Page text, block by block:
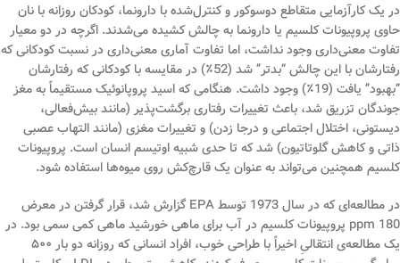
در یک کارآزمایی متقاطع دوسوکور و کنترل‌شده با دارونما، کودکان روزانه با نان
حاوی پروپیونات کلسیم یا دارونما به چالش کشیده می‌شدند. اگرچه در دو معیار
تفاوت معنی‌داری وجود نداشت، اما تفاوت آماری معنی‌داری در نسبت کودکانی که
رفتارشان با این چالش “بدتر” شد (52٪) در مقایسه با کودکانی که رفتارشان
“بهبود” یافت (19٪) وجود داشت. هنگامی که اسید پروپانوئیک مستقیماً به مغز
جوندگان تزریق شد، باعث تغییرات رفتاری برگشت‌پذیر (مانند بیش‌فعالی،
دیستونی، اختلال اجتماعی و درجا زدن) و تغییرات مغزی (مانند التهاب عصبی
ذاتی و کاهش گلوتاتیون) شد که تا حدی شبیه اوتیسم انسان است. پروپیونات
کلسیم همچنین می‌تواند به عنوان یک قارچ‌کش روی میوه‌ها استفاده شود.
در مطالعه‌ای که در سال 1973 توسط EPA گزارش شد، قرار گرفتن در معرض
180 ppm پروپیونات کلسیم در آب برای ماهی خورشید ماهی کمی سمی بود. در
یک مطالعه‌ی انتقالیِ اخیراً با طراحی خوب، افراد انسانی که روزانه دو بار ۵۰۰